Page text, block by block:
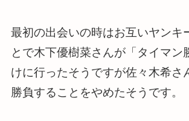
最初の出会いの時はお互いヤンキ
とで木下優樹菜さんが「タイマン
けに行ったそうですが佐々木希さ
勝負することをやめたそうです。